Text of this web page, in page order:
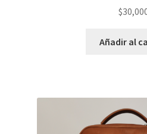
$
Añadir al